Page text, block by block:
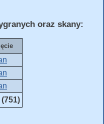
oraz skany: